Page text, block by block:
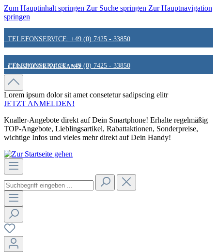
Zum Hauptinhalt springen Zur Suche springen Zur Hauptnavigation
springen
TELEFONSERVICE: +49 (0) 7425 - 33850
GÜNSTIGER VERSAND
FAIR & KUNDENORIENTIERT
HINWEIS ZU STATIONÄREN PREISEN
TELEFONSERVICE: +49 (0) 7425 - 33850
GÜNSTIGER VERSAND
FAIR & KUNDENORIENTIERT
HINWEIS ZU STATIONÄREN PREISEN
Lorem ipsum dolor sit amet consetetur sadipscing elitr
JETZT ANMELDEN!
Knaller-Angebote direkt auf Dein Smartphone! Erhalte regelmäßig
TOP-Angebote, Lieblingsartikel, Rabattaktionen, Sonderpreise,
wichtige Infos und vieles mehr direkt auf Dein Handy!